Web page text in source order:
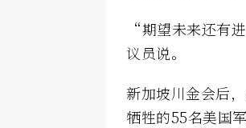
“期望未来还有
议员说。
新加坡川金会后
牺牲的55名美国